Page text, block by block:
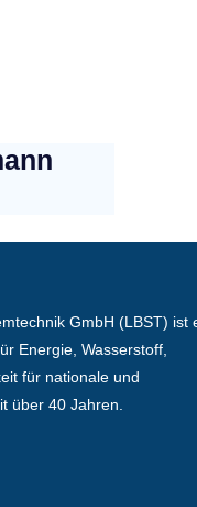
GmbH (LBST) ist
Energie, Wasserstoff,
für nationale und
über 40 Jahren.